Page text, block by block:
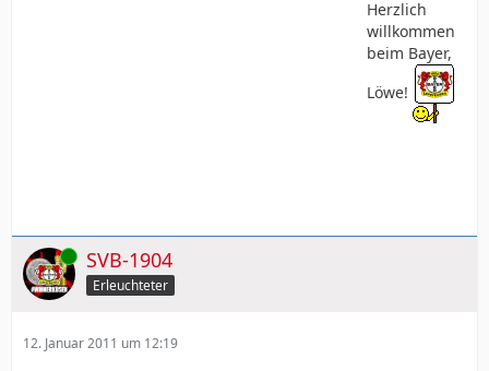
Herzlich
willkommen
beim Bayer,
Löwe!
Online SVB-1904
Erleuchteter
12. Januar 2011 um 12:19